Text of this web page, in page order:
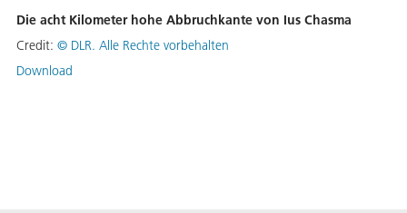
Die acht Kilometer hohe Abbruchkante von Ius Chasma
Credit: © DLR. Alle Rechte vorbehalten
Download